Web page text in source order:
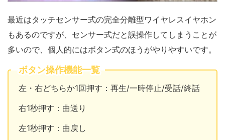
最近はタッチセンサー式の完全分離型ワイヤレスイヤホン
もあるのですが、センサー式だと誤操作してしまうことが
多いので、個人的にはボタン式のほうがやりやすいです。
ボタン操作機能一覧
左・右どちらか1回押す：再生/一時停止/受話/終話
右1秒押す：曲送り
左1秒押す：曲戻し